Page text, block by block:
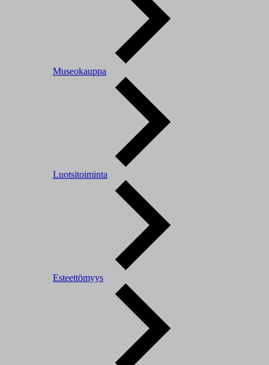
Museokauppa
Luotsitoiminta
Esteettömyys